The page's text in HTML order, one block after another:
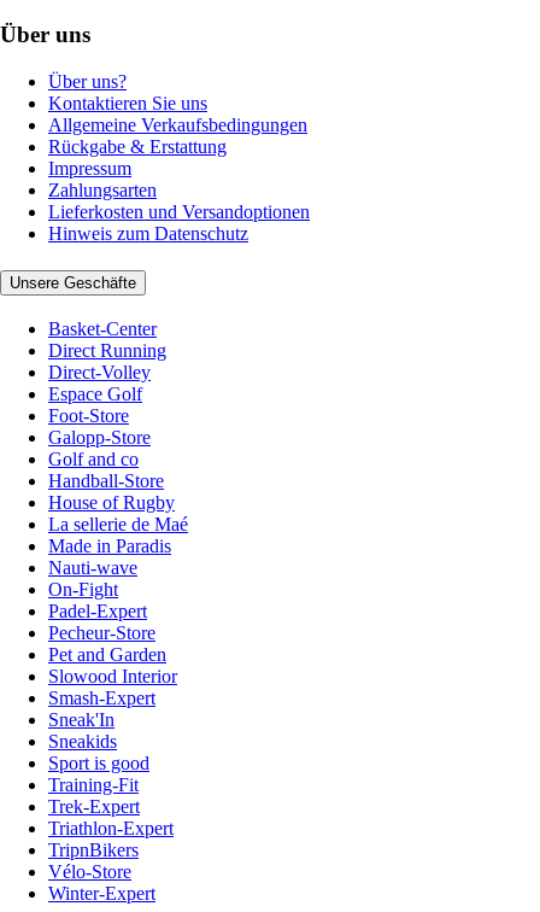
Über uns
Über uns?
Kontaktieren Sie uns
Allgemeine Verkaufsbedingungen
Rückgabe & Erstattung
Impressum
Zahlungsarten
Lieferkosten und Versandoptionen
Hinweis zum Datenschutz
Unsere Geschäfte
Basket-Center
Direct Running
Direct-Volley
Espace Golf
Foot-Store
Galopp-Store
Golf and co
Handball-Store
House of Rugby
La sellerie de Maé
Made in Paradis
Nauti-wave
On-Fight
Padel-Expert
Pecheur-Store
Pet and Garden
Slowood Interior
Smash-Expert
Sneak'In
Sneakids
Sport is good
Training-Fit
Trek-Expert
Triathlon-Expert
TripnBikers
Vélo-Store
Winter-Expert